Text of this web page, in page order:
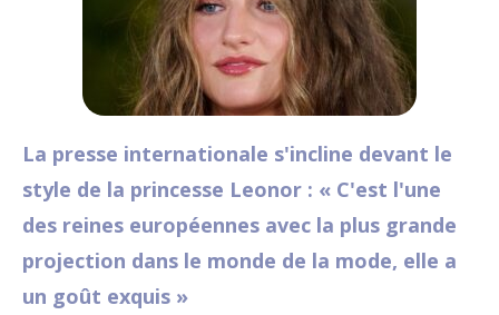
La presse internationale s'incline devant le
style de la princesse Leonor : « C'est l'une
des reines européennes avec la plus grande
projection dans le monde de la mode, elle a
un goût exquis »